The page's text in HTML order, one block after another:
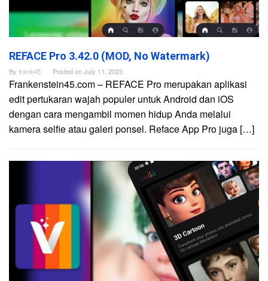
REFACE Pro 3.42.0 (MOD, No Watermark)
By frank45 Posted onJuly 11, 2023
Frankenstein45.com – REFACE Pro merupakan aplikasi
edit pertukaran wajah populer untuk Android dan iOS
dengan cara mengambil momen hidup Anda melalui
kamera selfie atau galeri ponsel. Reface App Pro juga […]